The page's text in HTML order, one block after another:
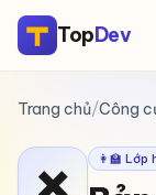
TopDev
Trang chủ/Công
✖️ 👩‍🏫 Lớp